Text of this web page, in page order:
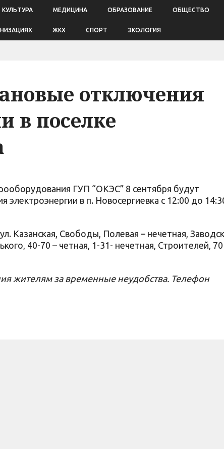
КУЛЬТУРА МЕДИЦИНА ОБРАЗОВАНИЕ ОБЩЕСТВО
ЖКХ СПОРТ ЭКОЛОГИЯ
отключения
в поселке
ГУП “ОКЭС” 8 сентября будут
в п. Новосергиевка c 12:00 до
Казанская, Свободы, Полевая – нечетная,
40-70 – четная, 1-31- нечетная, Строителей,
жителям за временные неудобства. Телефон